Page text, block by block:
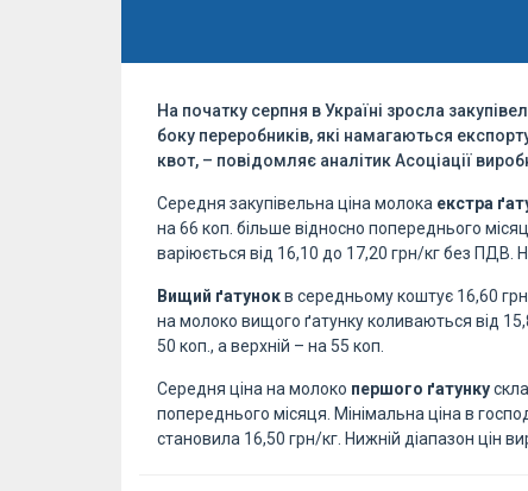
На початку серпня в Україні зросла
боку переробників, які намагаються
квот, – повідомляє аналітик Асоціації
Середня закупівельна ціна молока екстра
на 66 коп. більше відносно попереднього
варіюється від 16,10 до 17,20 грн/кг без ПДВ.
Вищий ґатунокв середньому коштує 16,60
на молоко вищого ґатунку коливаються від
50 коп., а верхній – на 55 коп.
Середня ціна на молоко першого ґатунку
попереднього місяця. Мінімальна ціна в
становила 16,50 грн/кг. Нижній діапазон цін